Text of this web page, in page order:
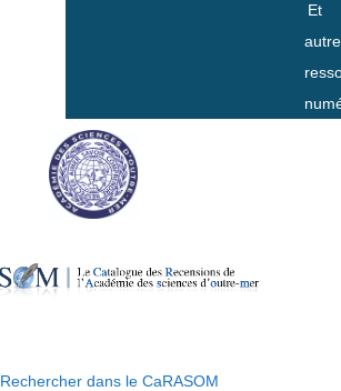
Et
Rechercher dans le CaRASOM